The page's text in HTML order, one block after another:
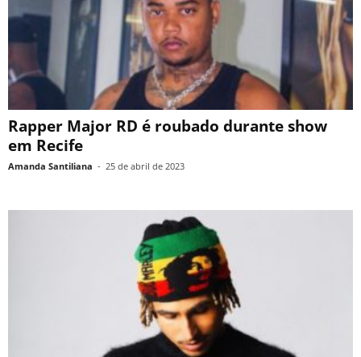
Rapper Major RD é roubado durante show
em Recife
Amanda Santiliana - 25 de abril de 2023